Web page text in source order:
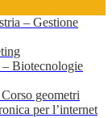
– Gestione
Biotecnologie
geometri
per l’internet